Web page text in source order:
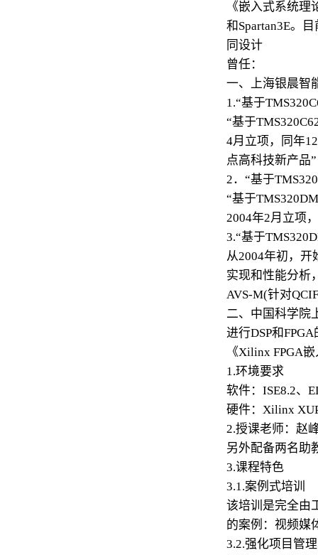
《嵌入式系统
和Spartan3E。
同设计
曾任：
一、上海银晨智
1.“基于
“基于
4月立项，同年
点高科技新产品
2．“基于
“基于
2004年2月立项
3.“基于
从2004年初，开
实现和性能分析
AVS-M(针对
二、中国科学院
进行DSP和
《Xilinx FPGA
1.环境要求
软件：ISE8.2、
硬件：Xilinx
2.授课老师：赵
另外配备两名助
3.课程特色
3.1.案例式培训
该培训是完全由
的案例：视频媒
3.2.强化项目管理